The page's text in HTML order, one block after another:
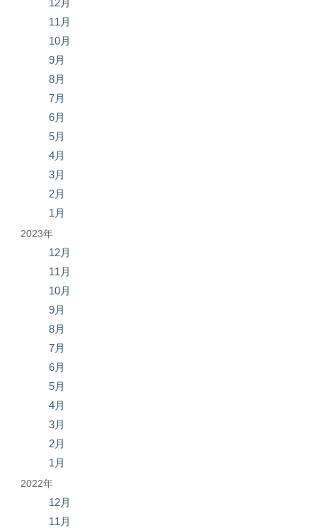
12月
11月
10月
9月
8月
7月
6月
5月
4月
3月
2月
1月
2023年
12月
11月
10月
9月
8月
7月
6月
5月
4月
3月
2月
1月
2022年
12月
11月